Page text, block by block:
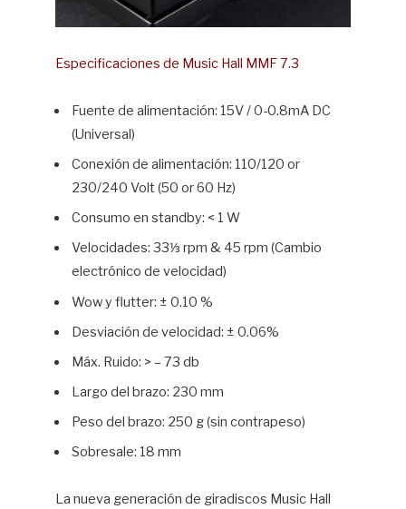
Especificaciones de Music Hall MMF 7.3
Fuente de alimentación: 15V / 0-0.8mA DC
(Universal)
Conexión de alimentación: 110/120 or
230/240 Volt (50 or 60 Hz)
Consumo en standby: < 1 W
Velocidades: 33⅓ rpm & 45 rpm (Cambio
electrónico de velocidad)
Wow y flutter: ± 0.10 %
Desviación de velocidad: ± 0.06%
Máx. Ruido: > – 73 db
Largo del brazo: 230 mm
Peso del brazo: 250 g (sin contrapeso)
Sobresale: 18 mm
La nueva generación de giradiscos Music Hall